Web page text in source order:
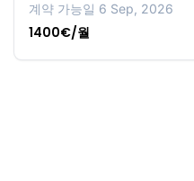
계약 가능일 6 Sep, 2026
1400€/월